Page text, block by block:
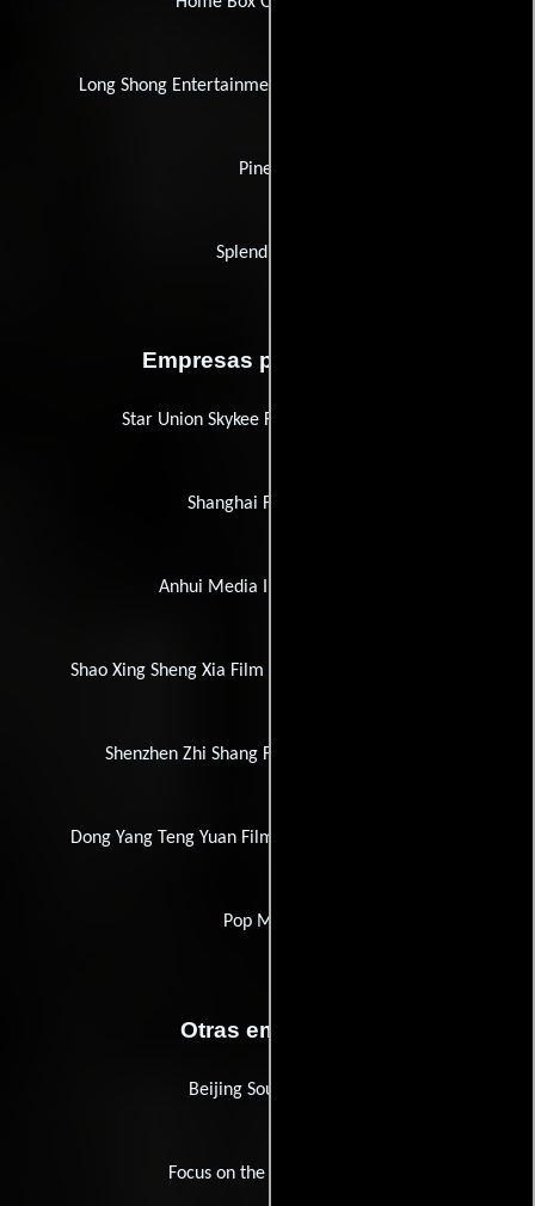
Long Shong Entertainment Multimedia Company
Pinema
Splendid Film
Empresas productoras
Star Union Skykee Film Investment Co
Shanghai Film Group
Anhui Media Industry Group
Shao Xing Sheng Xia Film & TV Cultural Investment
Shenzhen Zhi Shang Film & TV Investment
Dong Yang Teng Yuan Film & Media Advertisement
Pop Movies
Otras empresas
Beijing Sound Studio
Focus on the Global South